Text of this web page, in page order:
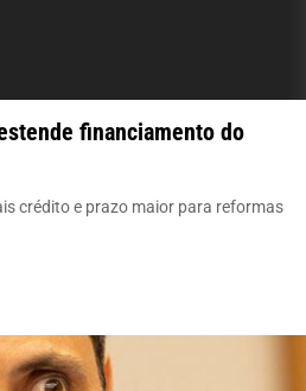
financiamento do
crédito e prazo maior para reformas